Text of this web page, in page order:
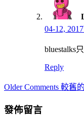
04-12,
bluestalks
Reply
Comment
Older Comments 較舊的
發佈留言